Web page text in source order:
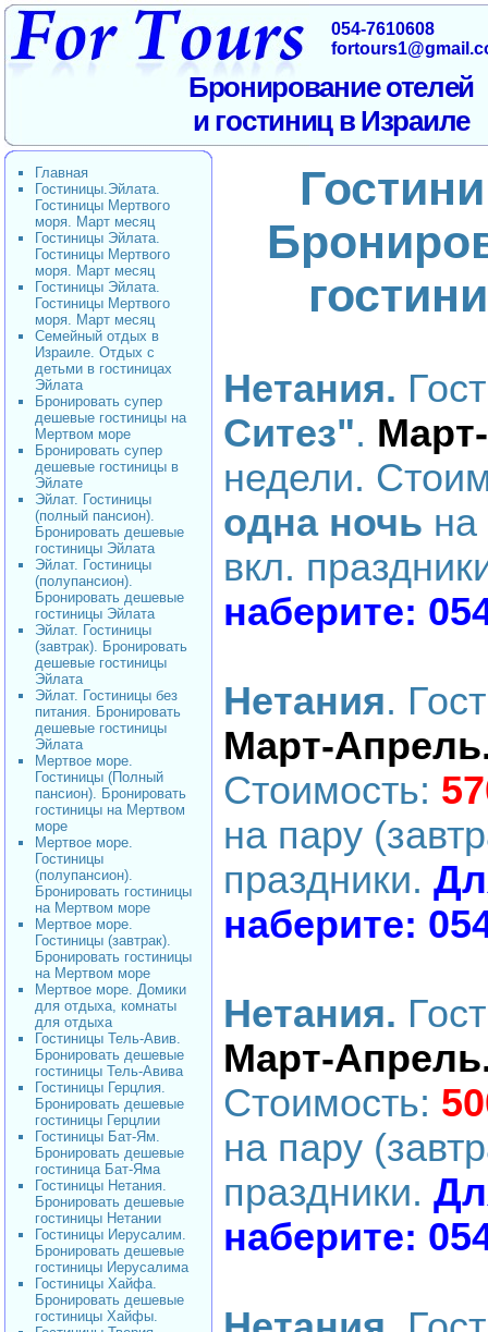
054-7610608
Бронирование отелей
и гостиниц в Израиле
Главная
Гостиницы.Эйлата.
Гостиницы Мертвого
моря. Март месяц
Гостиницы Эйлата.
Гостиницы Мертвого
моря. Март месяц
Гостиницы Эйлата.
Гостиницы Мертвого
моря. Март месяц
Семейный отдых в
Израиле. Отдых с
детьми в гостиницах
Эйлата
Бронировать супер
дешевые гостиницы на
Мертвом море
Бронировать супер
дешевые гостиницы в
Эйлате
Эйлат. Гостиницы
(полный пансион).
Бронировать дешевые
гостиницы Эйлата
Эйлат. Гостиницы
(полупансион).
Бронировать дешевые
гостиницы Эйлата
Эйлат. Гостиницы
(завтрак). Бронировать
дешевые гостиницы
Эйлата
Эйлат. Гостиницы без
питания. Бронировать
дешевые гостиницы
Эйлата
Мертвое море.
Гостиницы (Полный
пансион). Бронировать
гостиницы на Мертвом
море
Мертвое море.
Гостиницы
(полупансион).
Бронировать гостиницы
на Мертвом море
Мертвое море.
Гостиницы (завтрак).
Бронировать гостиницы
на Мертвом море
Мертвое море. Домики
для отдыха, комнаты
для отдыха
Гостиницы Тель-Авив.
Бронировать дешевые
гостиницы Тель-Авива
Гостиницы Герцлия.
Бронировать дешевые
гостиницы Герцлии
Гостиницы Бат-Ям.
Бронировать дешевые
гостиница Бат-Яма
Гостиницы Нетания.
Бронировать дешевые
гостиницы Нетании
Гостиницы Иерусалим.
Бронировать дешевые
гостиницы Иерусалима
Гостиницы Хайфа.
Бронировать дешевые
гостиницы Хайфы.
Нетания.
Ситез".
недели.
одна ночь на
вкл.
наберите:
Нетания.
Март-
Стоимость:
на пару
праздники.
наберите:
Нетания.
Март-
Стоимость:
на пару
праздники.
наберите: